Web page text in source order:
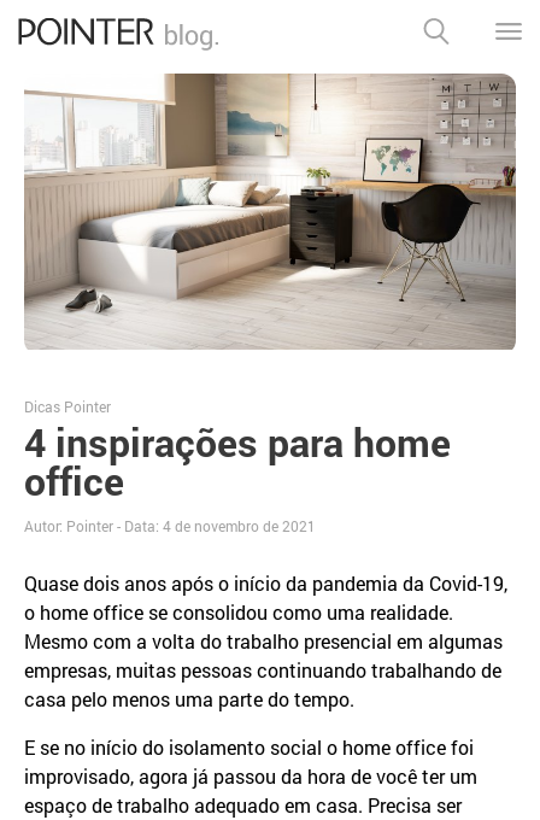
4 inspirações para home
office
Dicas Pointer
Autor: Pointer - Data: 4 de novembro de 2021
Quase dois anos após o início da pandemia da Covid-19,
o home office se consolidou como uma realidade.
Mesmo com a volta do trabalho presencial em algumas
empresas, muitas pessoas continuando trabalhando de
casa pelo menos uma parte do tempo.
E se no início do isolamento social o home office foi
improvisado, agora já passou da hora de você ter um
espaço de trabalho adequado em casa. Precisa ser